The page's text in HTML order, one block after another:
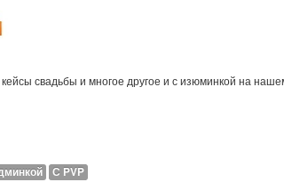
свадьбы и многое другое и с изюминкой на
С PVP